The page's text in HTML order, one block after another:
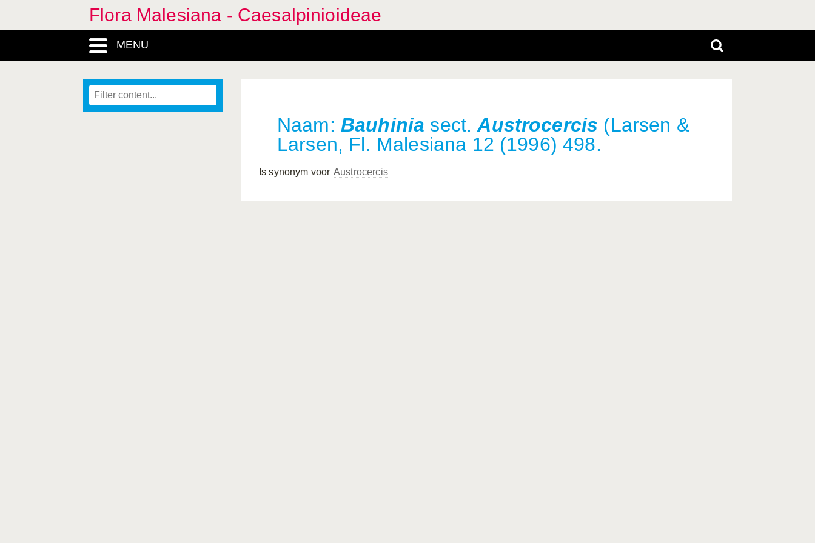
Flora Malesiana - Caesalpinioideae
MENU
Naam: Bauhinia sect.Austrocercis (Larsen &
Larsen, Fl. Malesiana 12 (1996) 498.
Is synonym voor Austrocercis